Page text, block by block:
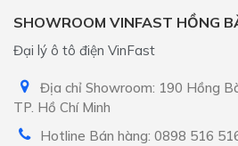
SHOWROOM VINFAST HỒNG
Đại lý ô tô điện VinFast
Địa chỉ Showroom: 190 Hồng
TP. Hồ Chí Minh
Hotline Bán hàng: 0898 516